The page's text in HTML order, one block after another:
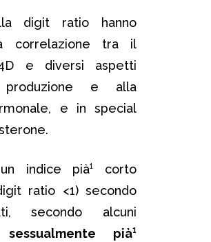
digit ratio hanno
correlazione tra il
e diversi aspetti
e alla
e in special
indice pià¹ corto
ratio <1) secondo
secondo alcuni
sessualmente pià¹